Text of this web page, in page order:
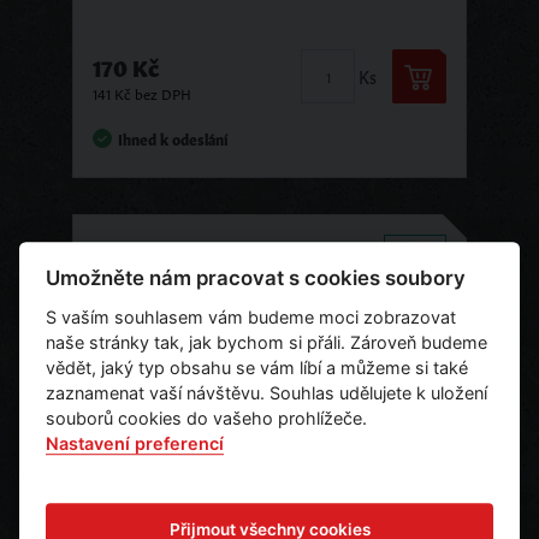
170 Kč
141 Kč bez DPH
Ks
Ihned k odeslání
Skladem
Tip
Umožněte nám pracovat s cookies soubory
S vaším souhlasem vám budeme moci zobrazovat
naše stránky tak, jak bychom si přáli. Zároveň budeme
vědět, jaký typ obsahu se vám líbí a můžeme si také
zaznamenat vaší návštěvu. Souhlas udělujete k uložení
souborů cookies do vašeho prohlížeče.
Nastavení preferencí
Přijmout všechny cookies